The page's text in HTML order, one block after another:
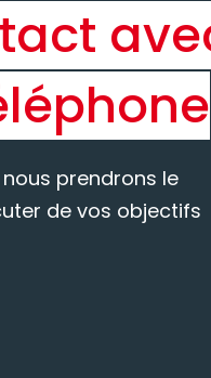
prendrons le
de vos objectifs